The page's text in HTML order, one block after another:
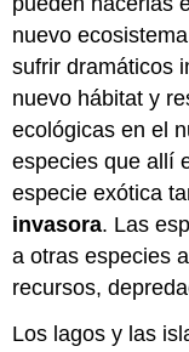
nuevo
sufrir dramáticos
nuevo hábitat y
ecológicas en el
especies que allí
especie exótica
invasora. Las
a otras especies
recursos,
Los lagos y las